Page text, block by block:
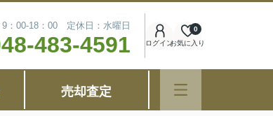
9：00-18：00 定休日：水曜日
483-4591 ログインお気に入り
0
売却査定